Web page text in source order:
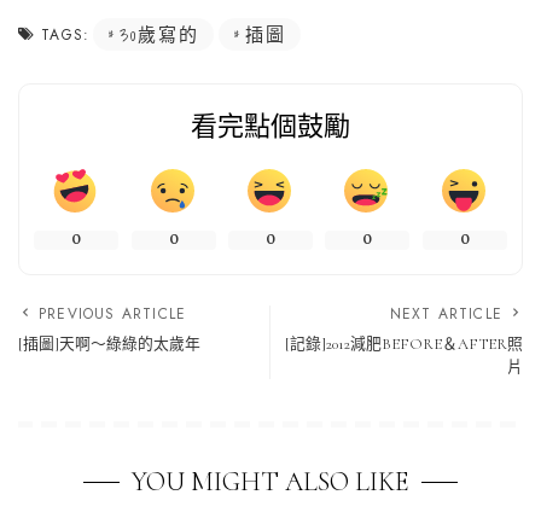
TAGS: 30歲寫的 插圖
看完點個鼓勵
0 0 0 0 0
PREVIOUS ARTICLE
[插圖]天啊～綠綠的太歲年
NEXT ARTICLE
[記錄]2012減肥BEFORE＆AFTER照
片
YOU MIGHT ALSO LIKE